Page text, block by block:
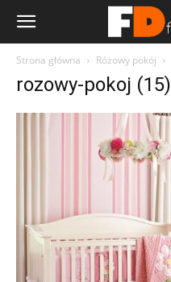
Strona główna Różowy pokój
rozowy-pokoj (15)